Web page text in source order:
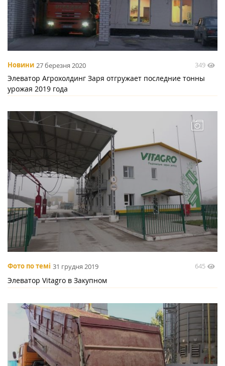
Новини 27 березня 2020 349
Элеватор Агрохолдинг Заря отгружает последние тонны
урожая 2019 года
Фото по темі 31 грудня 2019 645
Элеватор Vitagro в Закупном